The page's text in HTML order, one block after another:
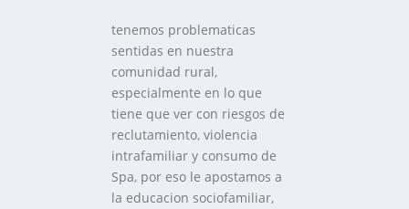
tenemos problematicas
sentidas en nuestra
comunidad rural,
especialmente en lo que
tiene que ver con riesgos de
reclutamiento, violencia
intrafamiliar y consumo de
Spa, por eso le apostamos a
la educacion sociofamiliar,